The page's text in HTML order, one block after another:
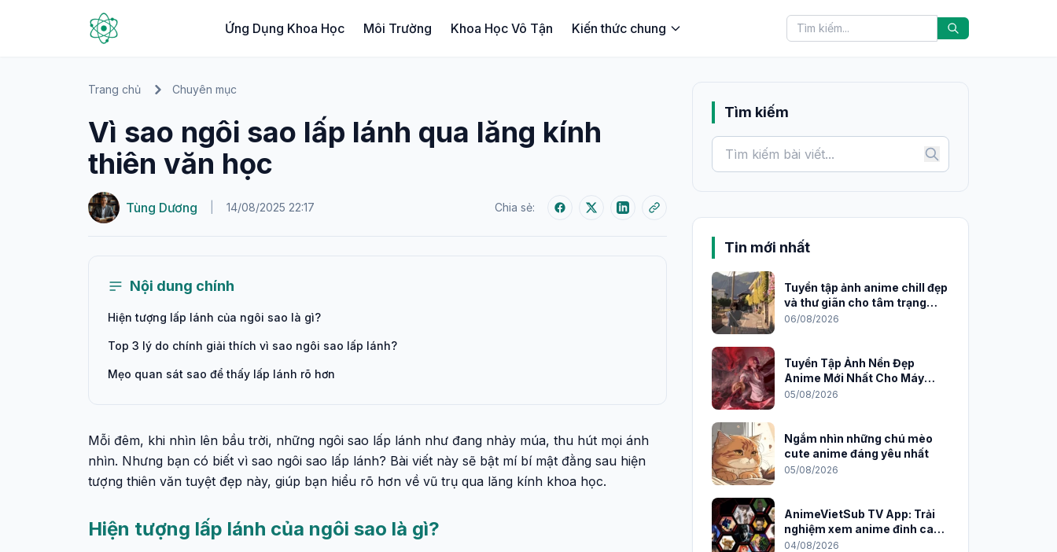
Ứng Dụng Khoa Học Môi Trường Khoa Học Vô Tận Kiến thức chung
Trang chủ Chuyên mục
Vì sao ngôi sao lấp lánh qua lăng kính
thiên văn học
Tùng Dương 14/08/2025 22:17 Chia sẻ:
Nội dung chính
Hiện tượng lấp lánh của ngôi sao là gì?
Top 3 lý do chính giải thích vì sao ngôi sao lấp lánh?
Mẹo quan sát sao để thấy lấp lánh rõ hơn
Mỗi đêm, khi nhìn lên bầu trời, những ngôi sao lấp lánh như đang nhảy múa, thu hút mọi ánh
nhìn. Nhưng bạn có biết vì sao ngôi sao lấp lánh? Bài viết này sẽ bật mí bí mật đằng sau hiện
tượng thiên văn tuyệt đẹp này, giúp bạn hiểu rõ hơn về vũ trụ qua lăng kính khoa học.
Hiện tượng lấp lánh của ngôi sao là gì?
Tìm kiếm
Tin mới nhất
Tuyển tập ảnh anime chill đẹp
và thư giãn cho tâm trạng
2026
06/08/2026
Tuyển Tập Ảnh Nền Đẹp
Anime Mới Nhất Cho Máy
Tính 2026
05/08/2026
Ngắm nhìn những chú mèo
cute anime đáng yêu nhất
05/08/2026
AnimeVietSub TV App: Trải
nghiệm xem anime đỉnh cao
trên PC
04/08/2026